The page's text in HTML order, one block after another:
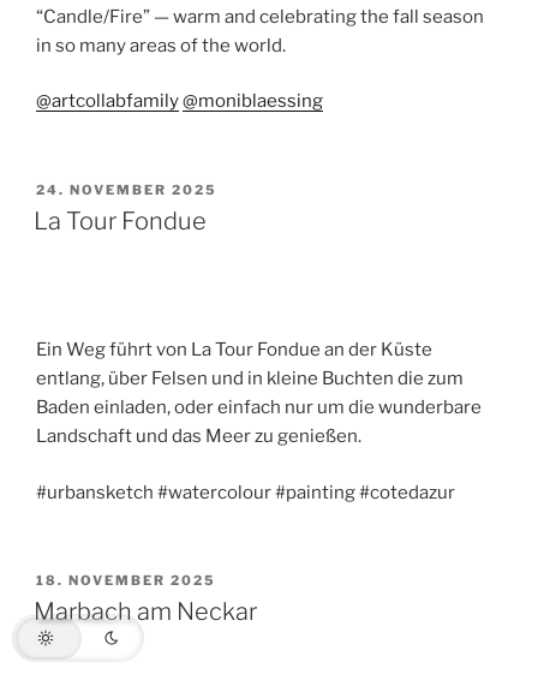
“Candle/Fire” — warm and celebrating the fall season
in so many areas of the world.
@artcollabfamily@moniblaessing
VERÖFFENTLICHT
AM
24. NOVEMBER 2025
La Tour Fondue
Ein Weg führt von La Tour Fondue an der Küste
entlang, über Felsen und in kleine Buchten die zum
Baden einladen, oder einfach nur um die wunderbare
Landschaft und das Meer zu genießen.
#urbansketch #watercolour #painting #cotedazur
VERÖFFENTLICHT
AM
18. NOVEMBER 2025
Marbach am Neckar